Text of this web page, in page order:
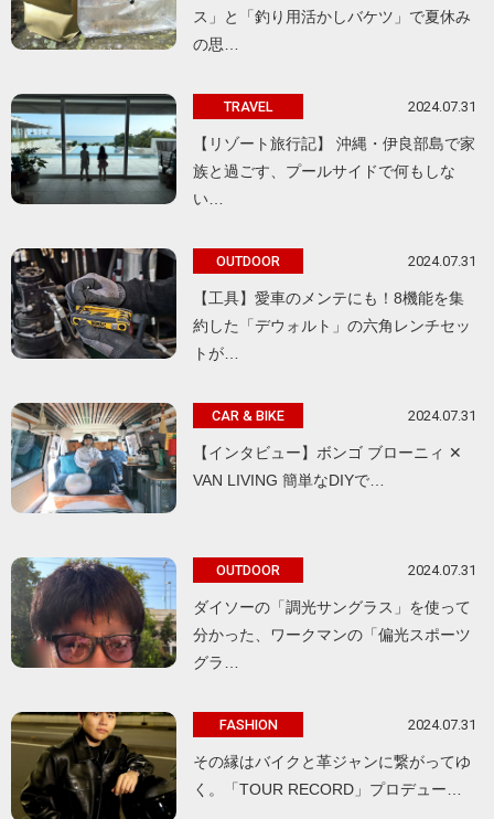
ス」と「釣り用活かしバケツ」で夏休み
の思…
TRAVEL 2024.07.31
【リゾート旅行記】 沖縄・伊良部島で家
族と過ごす、プールサイドで何もしな
い…
OUTDOOR 2024.07.31
【工具】愛車のメンテにも！8機能を集
約した「デウォルト」の六角レンチセッ
トが…
CAR & BIKE 2024.07.31
【インタビュー】ボンゴ ブローニィ ✕
VAN LIVING 簡単なDIYで…
OUTDOOR 2024.07.31
ダイソーの「調光サングラス」を使って
分かった、ワークマンの「偏光スポーツ
グラ…
FASHION 2024.07.31
その縁はバイクと革ジャンに繋がってゆ
く。「TOUR RECORD」プロデュー…